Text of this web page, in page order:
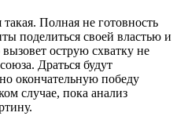
Полная не готовность
поделиться своей властью и
острую схватку не
Драться будут
окончательную победу
случае, пока анализ